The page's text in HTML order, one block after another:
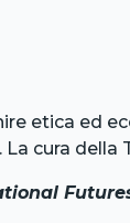
etica ed
cura della